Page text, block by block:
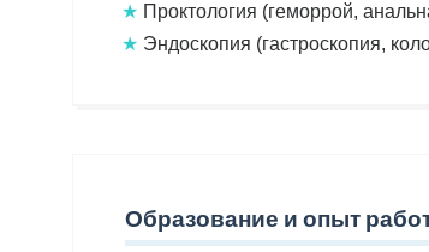
★ Проктология (геморрой,
★ Эндоскопия (гастроскопия,
Образование и опыт